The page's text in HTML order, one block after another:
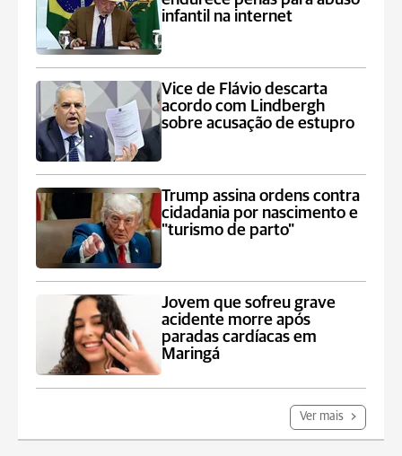
infantil na internet
Vice de Flávio descarta
acordo com Lindbergh
sobre acusação de estupro
Trump assina ordens contra
cidadania por nascimento e
"turismo de parto"
Jovem que sofreu grave
acidente morre após
paradas cardíacas em
Maringá
Ver mais